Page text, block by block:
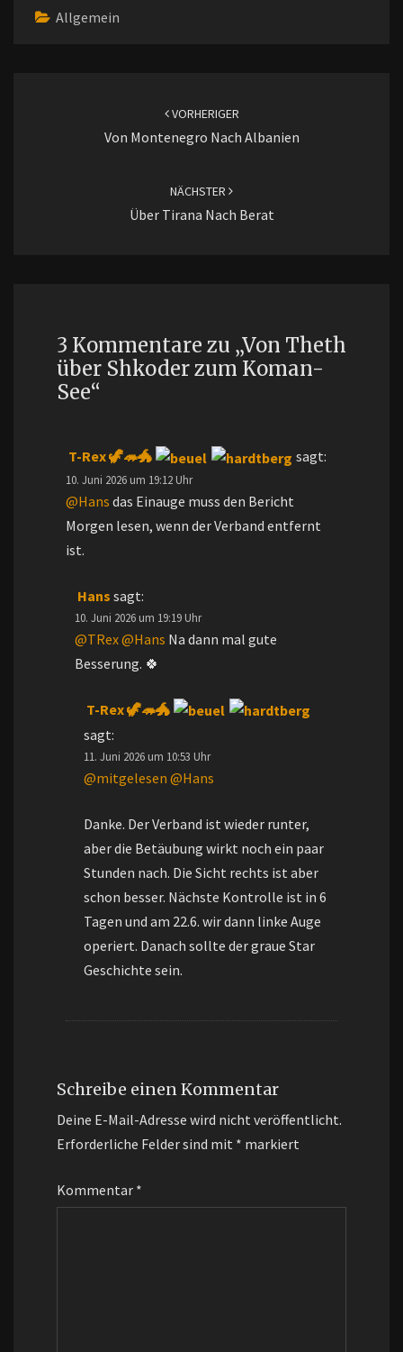
Allgemein
VORHERIGER
Von Montenegro Nach Albanien
NÄCHSTER
Über Tirana Nach Berat
3 Kommentare zu „Von Theth
über Shkoder zum Koman-
See“
T-Rex 🦖🦔🐲 sagt:
10. Juni 2026 um 19:12 Uhr
@Hans das Einauge muss den Bericht
Morgen lesen, wenn der Verband entfernt
ist.
Hans sagt:
10. Juni 2026 um 19:19 Uhr
@TRex@Hans Na dann mal gute
Besserung. 🍀
T-Rex 🦖🦔🐲
sagt:
11. Juni 2026 um 10:53 Uhr
@mitgelesen @Hans
Danke. Der Verband ist wieder runter,
aber die Betäubung wirkt noch ein paar
Stunden nach. Die Sicht rechts ist aber
schon besser. Nächste Kontrolle ist in 6
Tagen und am 22.6. wir dann linke Auge
operiert. Danach sollte der graue Star
Geschichte sein.
Schreibe einen Kommentar
Deine E-Mail-Adresse wird nicht veröffentlicht.
Erforderliche Felder sind mit * markiert
Kommentar *